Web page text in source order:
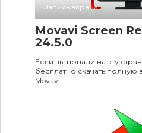
Запись экрана
Movavi Screen
24.5.0
Если вы попали на эту
бесплатно скачать
Movavi